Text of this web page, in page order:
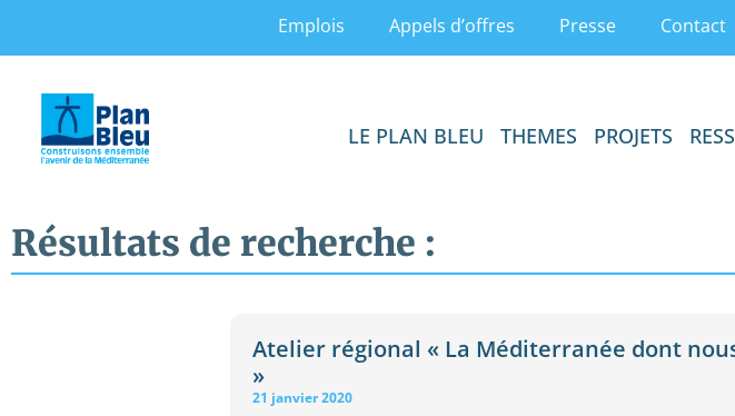
Emplois Appels d’offres Presse Contact
LE PLAN BLEU THEMES PROJETS
Résultats de recherche :
Atelier régional « La Méditerranée dont
»
21 janvier 2020